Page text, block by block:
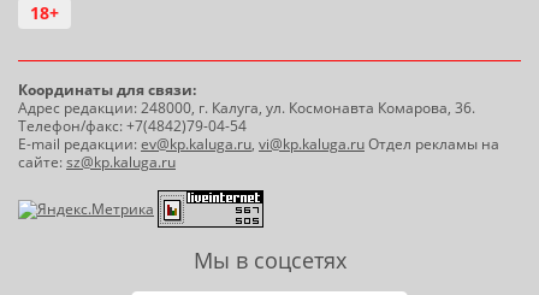
18+
Координаты для связи:
Адрес редакции: 248000, г. Калуга, ул. Космонавта Комарова, 36.
Телефон/факс: +7(4842)79-04-54
E-mail редакции:ev@kp.kaluga.ru, vi@kp.kaluga.ruОтдел рекламы на
сайте:sz@kp.kaluga.ru
Мы в соцсетях